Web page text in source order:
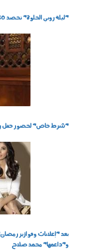
"ليلة روبي الحلوة" تحصد 250 ألف مشاهدة
"شرط خاص" لحضور حفل
بعد "إعلانات وفوازير
و"داعمها" محمد صلاح